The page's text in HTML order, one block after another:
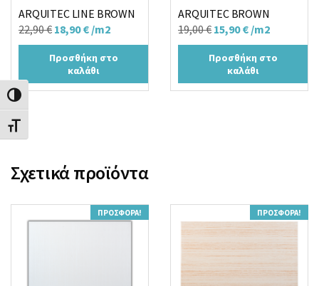
Εναλλαγή Υψηλής Αντίθεσης
Εναλλαγή Μεγέθους Γραμμάτων
ARQUITEC LINE BROWN
22,90€ Original
price
was:
22,90 €.
18,90€Η
τρέχουσα
τιμή
είναι:
/m2
Προσθήκη στο
καλάθι
ARQUITEC BROWN
19,00€ Original
price
was:
19,00 €.
15,90€Η
τρέχουσα
τιμή
είναι:
/m2
Προσθήκη στο
καλάθι
Σχετικά προϊόντα
ΠΡΟΣΦΟΡΆ! ΠΡΟΣΦΟΡΆ!